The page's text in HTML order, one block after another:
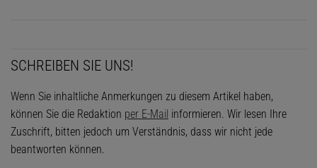
SCHREIBEN SIE UNS!
Wenn Sie inhaltliche Anmerkungen zu diesem Artikel haben,
können Sie die Redaktion per E-Mail informieren. Wir lesen Ihre
Zuschrift, bitten jedoch um Verständnis, dass wir nicht jede
beantworten können.